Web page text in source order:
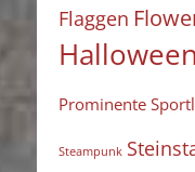
Flaggen
Halloween
Prominente
Steampunk